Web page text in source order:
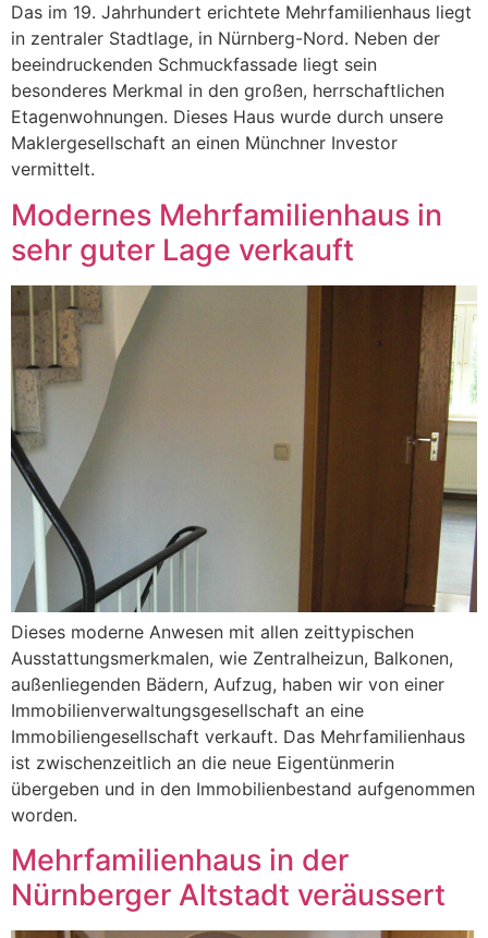
Das im 19. Jahrhundert erichtete Mehrfamilienhaus liegt
in zentraler Stadtlage, in Nürnberg-Nord. Neben der
beeindruckenden Schmuckfassade liegt sein
besonderes Merkmal in den großen, herrschaftlichen
Etagenwohnungen. Dieses Haus wurde durch unsere
Maklergesellschaft an einen Münchner Investor
vermittelt.
Modernes Mehrfamilienhaus in
sehr guter Lage verkauft
Dieses moderne Anwesen mit allen zeittypischen
Ausstattungsmerkmalen, wie Zentralheizun, Balkonen,
außenliegenden Bädern, Aufzug, haben wir von einer
Immobilienverwaltungsgesellschaft an eine
Immobiliengesellschaft verkauft. Das Mehrfamilienhaus
ist zwischenzeitlich an die neue Eigentünmerin
übergeben und in den Immobilienbestand aufgenommen
worden.
Mehrfamilienhaus in der
Nürnberger Altstadt veräussert